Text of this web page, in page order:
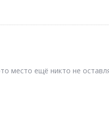
место ещё никто не